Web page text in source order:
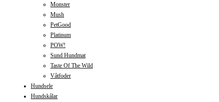
Monster
Mush
PetGood
Platinum
POW!
Sund Hundmat
Taste Of The Wild
Våtfoder
Hundsele
Hundskålar